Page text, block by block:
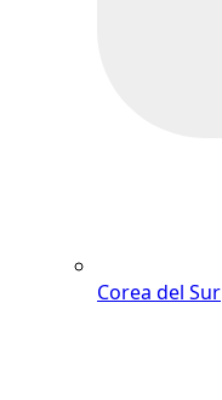
Corea del Sur